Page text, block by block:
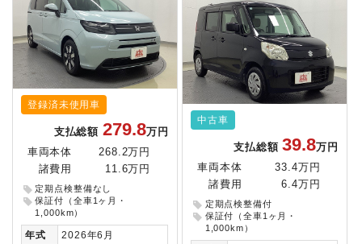
登録済未使用車
支払総額 279.8万円
車両本体
268.2万円
諸費用
11.6万円
定期点検整備なし
保証付（全車1ヶ月・
1,000km）
年式
2026年6月
中古車
支払総額39.8万円
車両本体
33.4万円
諸費用
6.4万円
定期点検整備付
保証付（全車1ヶ月・
1,000km）